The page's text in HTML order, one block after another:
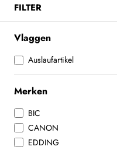
FILTER
Vlaggen
Auslaufartikel
Merken
BIC
CANON
EDDING